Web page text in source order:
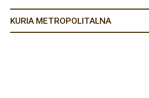
KURIA METROPOLITALNA